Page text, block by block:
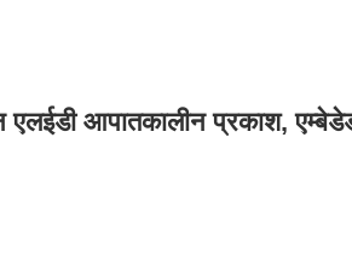
आपातकालीन प्रकाश,